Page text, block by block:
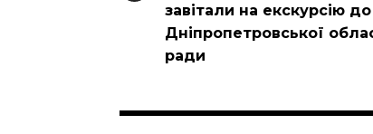
завітали на екскурсію до
Дніпропетровської
ради